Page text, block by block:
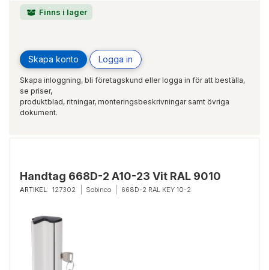
Finns i lager
Skapa konto Logga in
Skapa inloggning, bli företagskund eller logga in för att beställa,
se priser,
produktblad, ritningar, monteringsbeskrivningar samt övriga
dokument.
Handtag 668D-2 A10-23 Vit RAL 9010
ARTIKEL: 127302 Sobinco 668D-2 RAL KEY 10-2